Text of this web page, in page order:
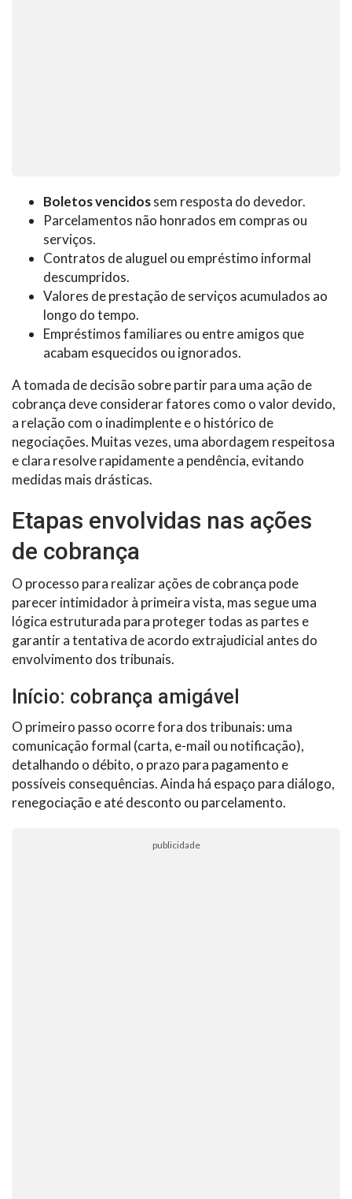
Boletos vencidossem resposta do devedor.
Parcelamentos não honrados em compras ou
serviços.
Contratos de aluguel ou empréstimo informal
descumpridos.
Valores de prestação de serviços acumulados ao
longo do tempo.
Empréstimos familiares ou entre amigos que
acabam esquecidos ou ignorados.
A tomada de decisão sobre partir para uma ação de
cobrança deve considerar fatores como o valor devido,
a relação com o inadimplente e o histórico de
negociações. Muitas vezes, uma abordagem respeitosa
e clara resolve rapidamente a pendência, evitando
medidas mais drásticas.
Etapas envolvidas nas ações
de cobrança
O processo para realizar ações de cobrança pode
parecer intimidador à primeira vista, mas segue uma
lógica estruturada para proteger todas as partes e
garantir a tentativa de acordo extrajudicial antes do
envolvimento dos tribunais.
Início: cobrança amigável
O primeiro passo ocorre fora dos tribunais: uma
comunicação formal (carta, e-mail ou notificação),
detalhando o débito, o prazo para pagamento e
possíveis consequências. Ainda há espaço para diálogo,
renegociação e até desconto ou parcelamento.
publicidade